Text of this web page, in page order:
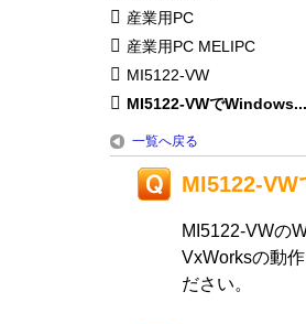
産業用PC
産業用PC MELIPC
MI5122-VW
MI5122-VWでWindows...
一覧へ戻る
MI5122-
MI5122-VWの
VxWorksの動
ださい。